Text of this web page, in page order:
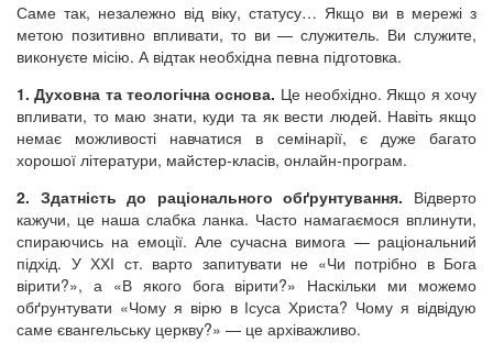
Саме так, незалежно від віку, статусу… Якщо ви в мережі з
метою позитивно впливати, то ви — служитель. Ви служите,
виконуєте місію. А відтак необхідна певна підготовка.
1. Духовна та теологічна основа. Це необхідно. Якщо я хочу
впливати, то маю знати, куди та як вести людей. Навіть якщо
немає можливості навчатися в семінарії, є дуже багато
хорошої літератури, майстер-класів, онлайн-програм.
2. Здатність до раціонального обґрунтування. Відверто
кажучи, це наша слабка ланка. Часто намагаємося вплинути,
спираючись на емоції. Але сучасна вимога — раціональний
підхід. У ХХІ ст. варто запитувати не «Чи потрібно в Бога
вірити?», а «В якого бога вірити?» Наскільки ми можемо
обґрунтувати «Чому я вірю в Ісуса Христа? Чому я відвідую
саме євангельську церкву?» — це архіважливо.